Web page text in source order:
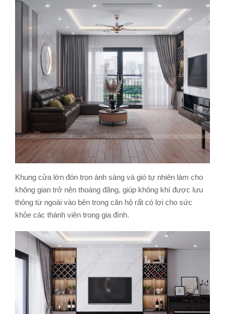
Khung cửa lớn đón trọn ánh sáng và gió tự nhiên làm cho
không gian trở nên thoáng đãng, giúp không khí được lưu
thông từ ngoài vào bên trong căn hộ rất có lợi cho sức
khỏe các thành viên trong gia đình.